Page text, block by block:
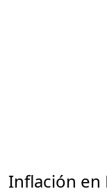
Inflación en